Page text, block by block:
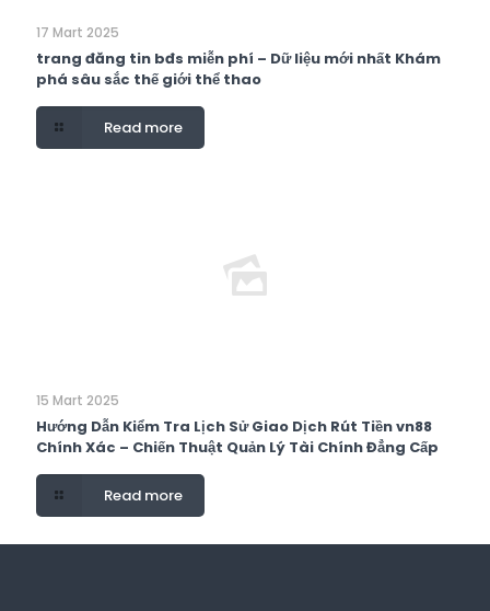
17 Mart 2025
trang đăng tin bđs miễn phí – Dữ liệu mới nhất Khám
phá sâu sắc thế giới thể thao
Read more
15 Mart 2025
Hướng Dẫn Kiểm Tra Lịch Sử Giao Dịch Rút Tiền vn88
Chính Xác – Chiến Thuật Quản Lý Tài Chính Đẳng Cấp
Read more